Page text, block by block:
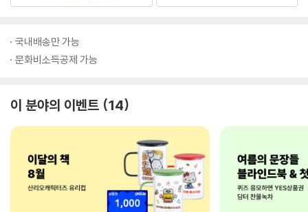
국내배송만 가능
문화비소득공제 가능
이 분야의 이벤트 14